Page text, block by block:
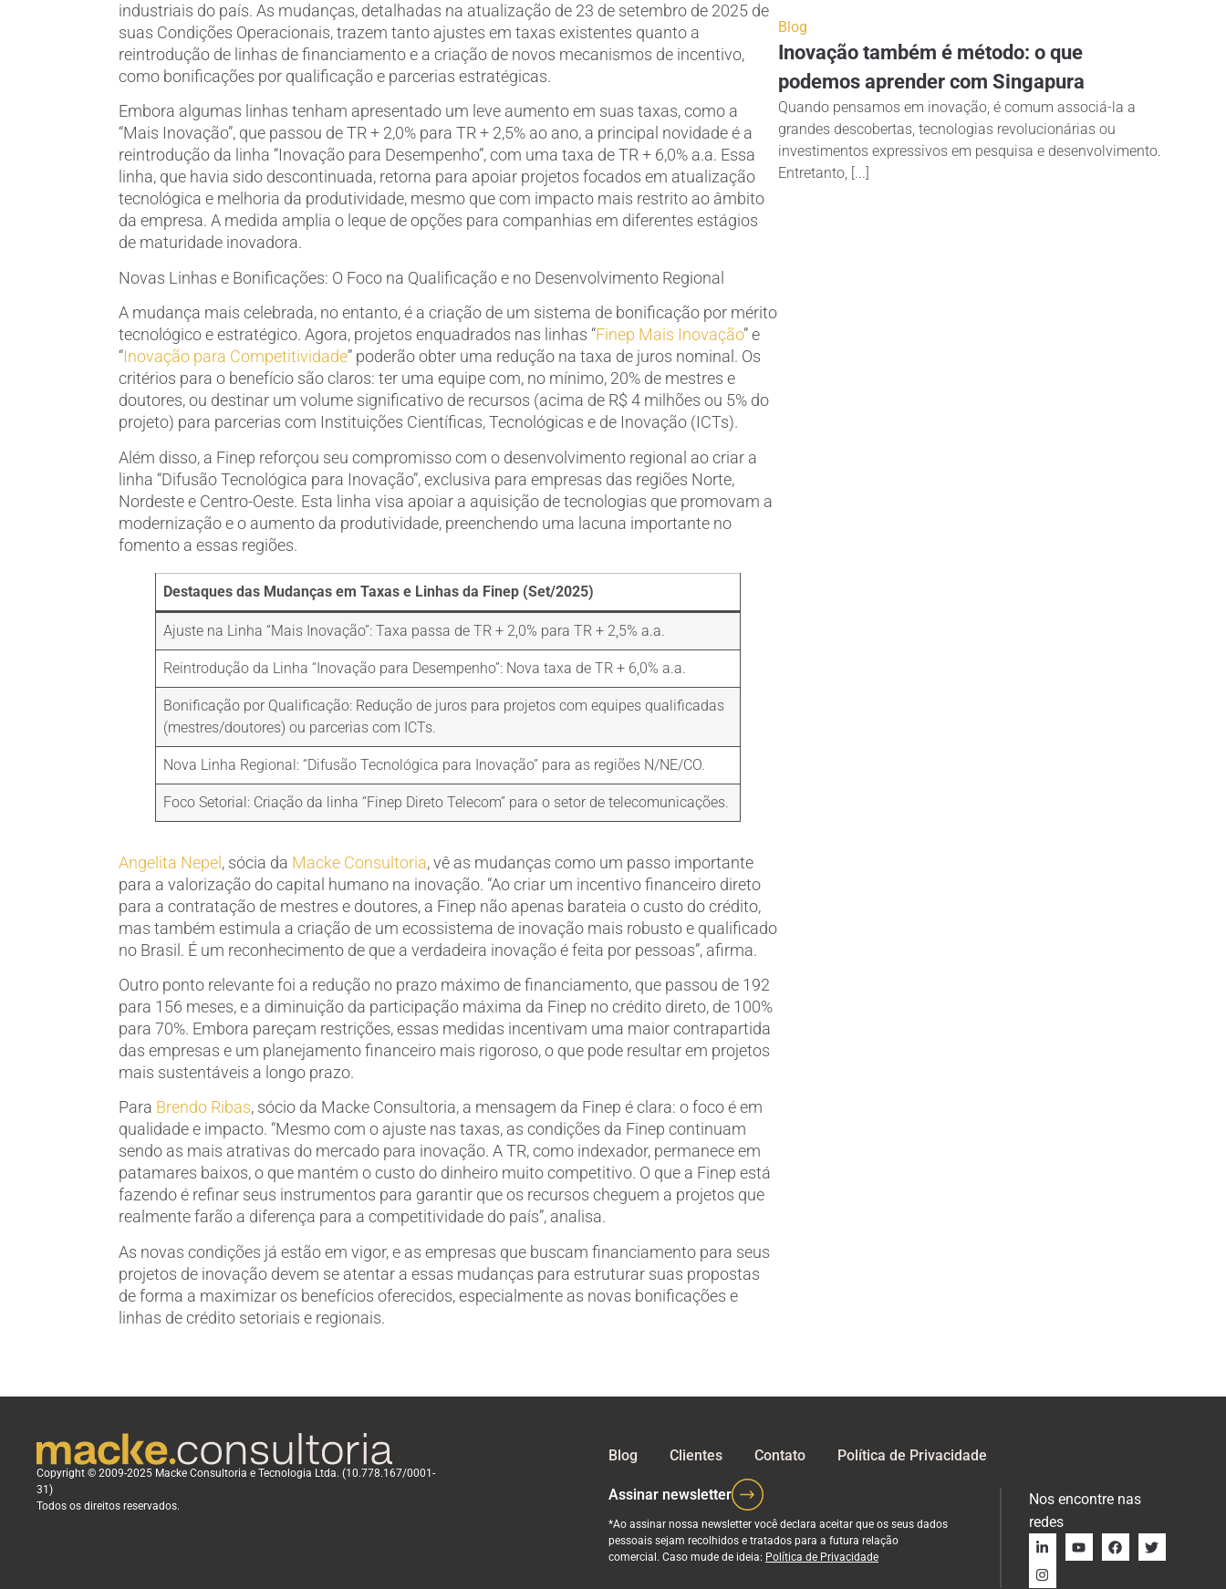
industriais do país. As mudanças, detalhadas na atualização de 23 de setembro de 2025 de
suas Condições Operacionais, trazem tanto ajustes em taxas existentes quanto a
reintrodução de linhas de financiamento e a criação de novos mecanismos de incentivo,
como bonificações por qualificação e parcerias estratégicas.
Embora algumas linhas tenham apresentado um leve aumento em suas taxas, como a
“Mais Inovação”, que passou de TR + 2,0% para TR + 2,5% ao ano, a principal novidade é a
reintrodução da linha “Inovação para Desempenho”, com uma taxa de TR + 6,0% a.a. Essa
linha, que havia sido descontinuada, retorna para apoiar projetos focados em atualização
tecnológica e melhoria da produtividade, mesmo que com impacto mais restrito ao âmbito
da empresa. A medida amplia o leque de opções para companhias em diferentes estágios
de maturidade inovadora.
Novas Linhas e Bonificações: O Foco na Qualificação e no Desenvolvimento Regional
A mudança mais celebrada, no entanto, é a criação de um sistema de bonificação por mérito
tecnológico e estratégico. Agora, projetos enquadrados nas linhas “Finep Mais Inovação” e
“Inovação para Competitividade” poderão obter uma redução na taxa de juros nominal. Os
critérios para o benefício são claros: ter uma equipe com, no mínimo, 20% de mestres e
doutores, ou destinar um volume significativo de recursos (acima de R$ 4 milhões ou 5% do
projeto) para parcerias com Instituições Científicas, Tecnológicas e de Inovação (ICTs).
Além disso, a Finep reforçou seu compromisso com o desenvolvimento regional ao criar a
linha “Difusão Tecnológica para Inovação”, exclusiva para empresas das regiões Norte,
Nordeste e Centro-Oeste. Esta linha visa apoiar a aquisição de tecnologias que promovam a
modernização e o aumento da produtividade, preenchendo uma lacuna importante no
fomento a essas regiões.
Destaques das Mudanças em Taxas e Linhas da Finep (Set/2025)
Ajuste na Linha “Mais Inovação”: Taxa passa de TR + 2,0% para TR + 2,5% a.a.
Reintrodução da Linha “Inovação para Desempenho”: Nova taxa de TR + 6,0% a.a.
Bonificação por Qualificação: Redução de juros para projetos com equipes qualificadas
(mestres/doutores) ou parcerias com ICTs.
Nova Linha Regional: “Difusão Tecnológica para Inovação” para as regiões N/NE/CO.
Foco Setorial: Criação da linha “Finep Direto Telecom” para o setor de telecomunicações.
Angelita Nepel, sócia da Macke Consultoria, vê as mudanças como um passo importante
para a valorização do capital humano na inovação. “Ao criar um incentivo financeiro direto
para a contratação de mestres e doutores, a Finep não apenas barateia o custo do crédito,
mas também estimula a criação de um ecossistema de inovação mais robusto e qualificado
no Brasil. É um reconhecimento de que a verdadeira inovação é feita por pessoas”, afirma.
Outro ponto relevante foi a redução no prazo máximo de financiamento, que passou de 192
para 156 meses, e a diminuição da participação máxima da Finep no crédito direto, de 100%
para 70%. Embora pareçam restrições, essas medidas incentivam uma maior contrapartida
das empresas e um planejamento financeiro mais rigoroso, o que pode resultar em projetos
mais sustentáveis a longo prazo.
Para Brendo Ribas, sócio da Macke Consultoria, a mensagem da Finep é clara: o foco é em
qualidade e impacto. “Mesmo com o ajuste nas taxas, as condições da Finep continuam
sendo as mais atrativas do mercado para inovação. A TR, como indexador, permanece em
patamares baixos, o que mantém o custo do dinheiro muito competitivo. O que a Finep está
fazendo é refinar seus instrumentos para garantir que os recursos cheguem a projetos que
realmente farão a diferença para a competitividade do país”, analisa.
As novas condições já estão em vigor, e as empresas que buscam financiamento para seus
projetos de inovação devem se atentar a essas mudanças para estruturar suas propostas
de forma a maximizar os benefícios oferecidos, especialmente as novas bonificações e
linhas de crédito setoriais e regionais.
Blog
Inovação também é método: o que
podemos aprender com Singapura
Quando pensamos em inovação, é comum associá-la a
grandes descobertas, tecnologias revolucionárias ou
investimentos expressivos em pesquisa e desenvolvimento.
Entretanto, [...]
Copyright © 2009-2025 Macke Consultoria e Tecnologia Ltda. (10.778.167/0001-
31)
Todos os direitos reservados.
Blog Clientes Contato Política de Privacidade
Assinar newsletter
*Ao assinar nossa newsletter você declara aceitar que os seus dados
pessoais sejam recolhidos e tratados para a futura relação
comercial. Caso mude de ideia: Política de Privacidade
Nos encontre nas
redes